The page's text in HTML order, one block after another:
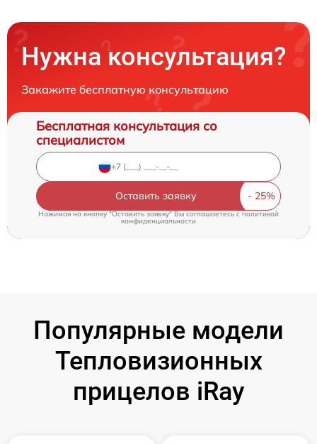
Нужна консультация?
Закажите бесплатную консультацию
Бесплатная консультация со
специалистом
Оставить заявку
Нажимая на кнопку "Оставить заявку" Вы соглашаетесь cполитикой
конфиденциальности
Популярные модели
Тепловизионных
прицелов iRay